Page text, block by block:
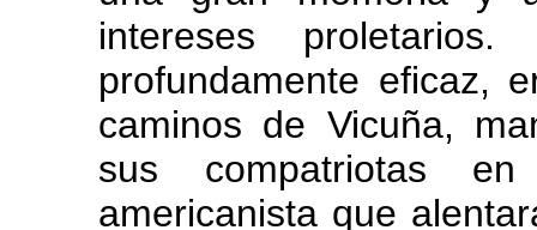
intereses
profundamente eficaz,
caminos de Vicuña,
sus compatriotas
americanista que